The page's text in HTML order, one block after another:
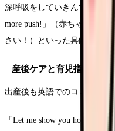
深呼吸をしていきんでくださ
more push!」（赤ちゃんの頭
さい！）といった具体的な指
産後ケアと育児指導での
出産後も英語でのコミュニケ
「Let me show you how to